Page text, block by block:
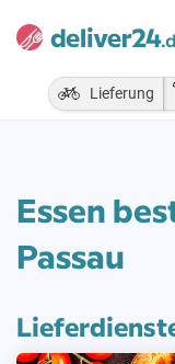
Lieferung
Essen
Passau